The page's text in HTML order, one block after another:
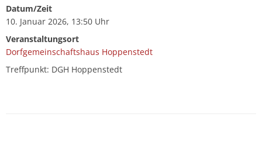
Datum/Zeit
10. Januar 2026, 13:50 Uhr
Veranstaltungsort
Dorfgemeinschaftshaus Hoppenstedt
Treffpunkt: DGH Hoppenstedt